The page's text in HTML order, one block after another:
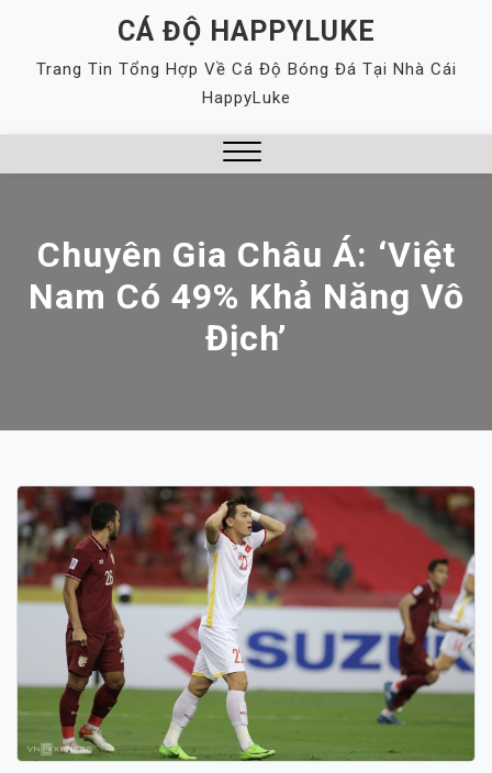
content
CÁ ĐỘ HAPPYLUKE
Trang Tin Tổng Hợp Về Cá Độ Bóng Đá Tại Nhà Cái
HappyLuke
​​Chuyên Gia Châu Á: ‘Việt
Nam Có 49% Khả Năng Vô
Địch’